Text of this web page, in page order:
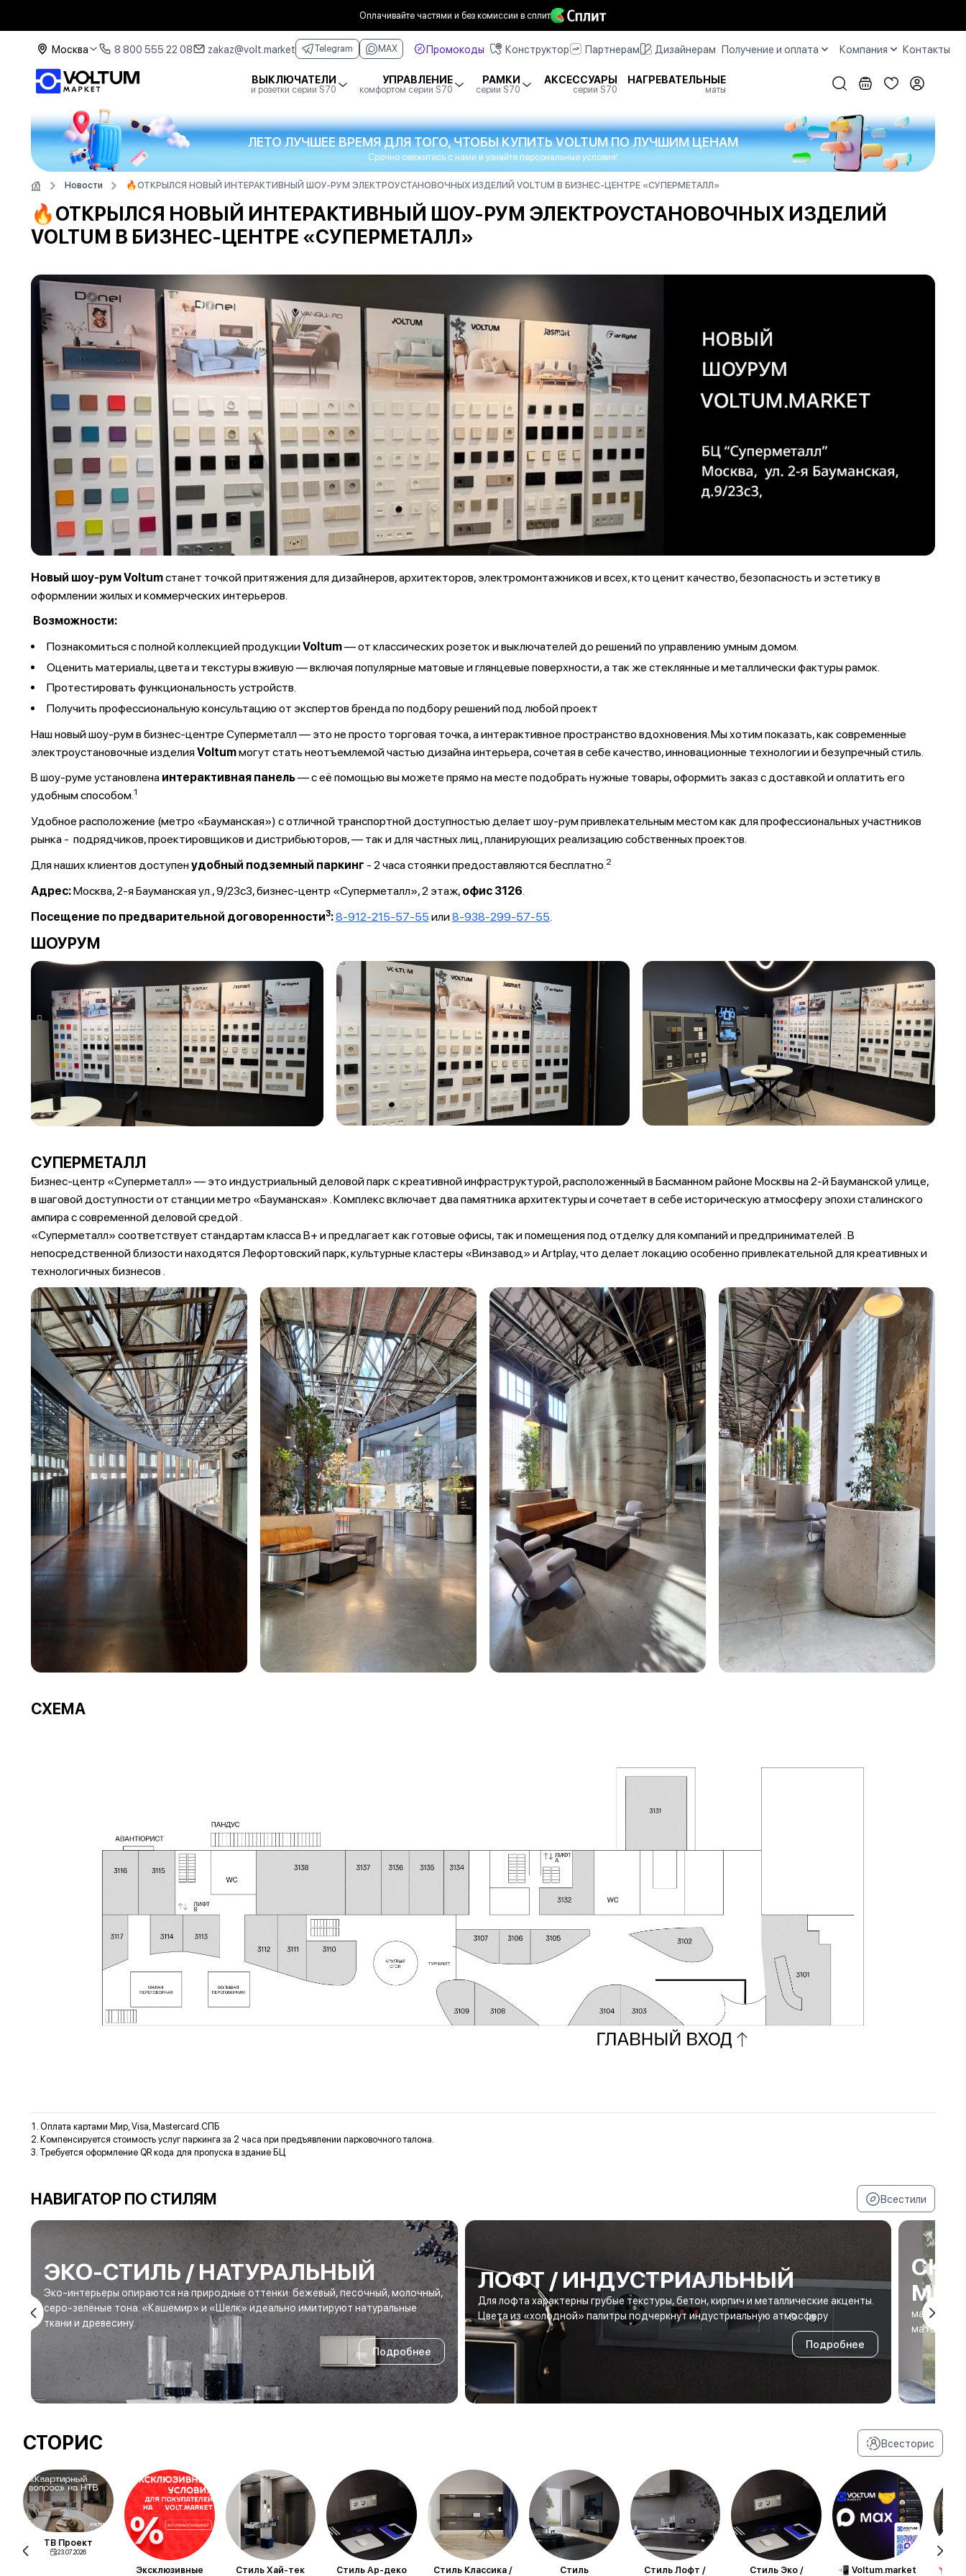
Оплачивайте частями и без комиссии в сплит
Москва 8 800 555 22 08 zakaz@volt.market Telegram MAX Промокоды Конструктор Партнерам Дизайнерам Получение и оплата Компания Контакты
ВЫКЛЮЧАТЕЛИ
и розетки серии S70
УПРАВЛЕНИЕ
комфортом серии S70
РАМКИ
серии S70
АКСЕССУАРЫ
серии S70
НАГРЕВАТЕЛЬНЫЕ
маты
ЛЕТО ЛУЧШЕЕ ВРЕМЯ ДЛЯ ТОГО, ЧТОБЫ КУПИТЬ VOLTUM ПО ЛУЧШИМ ЦЕНАМ
Срочно свяжитесь с нами и узнайте персональные условия!
Новости 🔥ОТКРЫЛСЯ НОВЫЙ ИНТЕРАКТИВНЫЙ ШОУ-РУМ ЭЛЕКТРОУСТАНОВОЧНЫХ ИЗДЕЛИЙ VOLTUM В БИЗНЕС-ЦЕНТРЕ «СУПЕРМЕТАЛЛ»
🔥ОТКРЫЛСЯ НОВЫЙ ИНТЕРАКТИВНЫЙ ШОУ-РУМ ЭЛЕКТРОУСТАНОВОЧНЫХ ИЗДЕЛИЙ
VOLTUM В БИЗНЕС-ЦЕНТРЕ «СУПЕРМЕТАЛЛ»
Новый шоу-рум Voltumстанет точкой притяжения для дизайнеров, архитекторов, электромонтажников и всех, кто ценит качество, безопасность и эстетику в
оформлении жилых и коммерческих интерьеров.
Возможности:
Познакомиться с полной коллекцией продукцииVoltum— от классических розеток и выключателей до решений по управлению умным домом.
Оценить материалы, цвета и текстуры вживую — включая популярные матовые и глянцевые поверхности, а так же стеклянные и металлически фактуры рамок.
Протестировать функциональность устройств.
Получить профессиональную консультацию от экспертов бренда по подбору решений под любой проект
Наш новый шоу-рум в бизнес-центре Суперметалл — это не просто торговая точка, а интерактивное пространство вдохновения. Мы хотим показать, как современные
электроустановочные изделияVoltumмогут стать неотъемлемой частью дизайна интерьера, сочетая в себе качество, инновационные технологии и безупречный стиль.
В шоу-руме установлена интерактивная панель— с её помощью вы можете прямо на месте подобрать нужные товары, оформить заказ с доставкой и оплатить его
удобным способом.1
Удобное расположение (метро «Бауманская») с отличной транспортной доступностью делает шоу‑рум привлекательным местом как для профессиональных участников
рынка - подрядчиков, проектировщиков и дистрибьюторов, — так и для частных лиц, планирующих реализацию собственных проектов.
Для наших клиентов доступенудобный подземный паркинг - 2 часа стоянки предоставляются бесплатно.2
Адрес:Москва, 2-я Бауманская ул., 9/23с3, бизнес-центр «Суперметалл», 2 этаж, офис 3126.
Посещение по предварительной договоренности3:8-912-215-57-55 или8-938-299-57-55
ШОУРУМ
СУПЕРМЕТАЛЛ
Бизнес-центр «Суперметалл» — это индустриальный деловой парк с креативной инфраструктурой, расположенный в Басманном районе Москвы на 2-й Бауманской улице,
в шаговой доступности от станции метро «Бауманская» . Комплекс включает два памятника архитектуры и сочетает в себе историческую атмосферу эпохи сталинского
ампира с современной деловой средой .
«Суперметалл» соответствует стандартам класса B+ и предлагает как готовые офисы, так и помещения под отделку для компаний и предпринимателей . В
непосредственной близости находятся Лефортовский парк, культурные кластеры «Винзавод» и Artplay, что делает локацию особенно привлекательной для креативных и
технологичных бизнесов .
СХЕМА
Оплата картами Мир,Visa, Mastercard .СПБ
Компенсируется стоимость услуг паркинга за 2 часа при предъявлении парковочного талона.
Требуется оформление QRкода для пропуска в здание БЦ
НАВИГАТОР ПО СТИЛЯМ Всестили
ЭКО-СТИЛЬ / НАТУРАЛЬНЫЙ
Эко-интерьеры опираются на природные оттенки: бежевый, песочный, молочный,
серо-зелёные тона. «Кашемир» и «Шелк» идеально имитируют натуральные
ткани и древесину.
Подробнее
ЛОФТ / ИНДУСТРИАЛЬНЫЙ
Для лофта характерны грубые текстуры, бетон, кирпич и металлические акценты.
Цвета из «холодной» палитры подчеркнут индустриальную атмосферу
Подробнее
максимум
материалы
СТОРИС Всесторис
ТВ Проект
23.07.2026
Эксклюзивные
Стиль Хай-тек Стиль Ар-деко
Стиль Классика /
Стиль
Стиль Лофт /
Стиль Эко /
📲 Voltum.market
📍